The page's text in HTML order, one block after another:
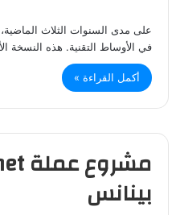
في الأوساط التقنية. هذه النسخة
أكمل القراءة »
بينانس